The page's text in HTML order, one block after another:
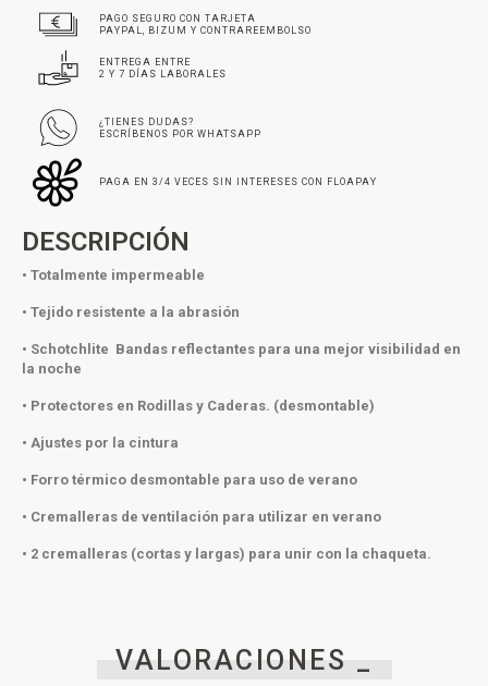
PAGO SEGURO CON TARJETA
PAYPAL, BIZUM Y CONTRAREEMBOLSO
ENTREGA ENTRE
2 Y 7 DÍAS LABORALES
¿TIENES DUDAS?
ESCRÍBENOS POR WHATSAPP
PAGA EN 3/4 VECES SIN INTERESES CON FLOAPAY
DESCRIPCIÓN
• Totalmente impermeable
• Tejido resistente a la abrasión
• Schotchlite Bandas reflectantes para una mejor visibilidad en
la noche
• Protectores en Rodillas y Caderas. (desmontable)
• Ajustes por la cintura
• Forro térmico desmontable para uso de verano
• Cremalleras de ventilación para utilizar en verano
• 2 cremalleras (cortas y largas) para unir con la chaqueta.
VALORACIONES _